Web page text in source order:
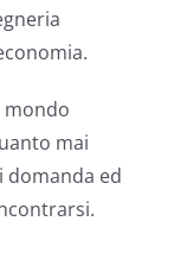
mondo
mai
ed